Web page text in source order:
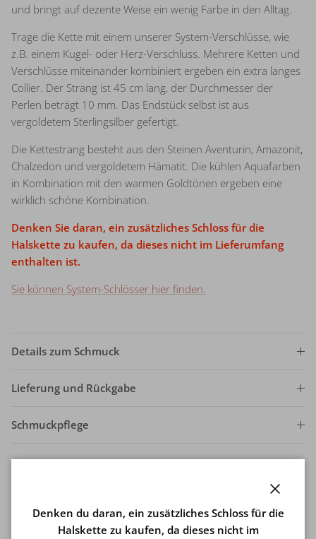
und bringt auf dezente Weise ein wenig Farbe in den Alltag.
Trage die Kette mit einem unserer System-Verschlüsse, wie
z.B. einem Kugel- oder Herz-Verschluss. Mehrere Ketten und
Verschlüsse miteinander kombiniert ergeben ein extra langes
Collier. Der Strang ist 45 cm lang, der Durchmesser der
Perlen beträgt 10 mm. Das Endstück selbst ist aus
vergoldetem Sterlingsilber gefertigt.
Die Kettestrang besteht aus den Steinen Aventurin, Amazonit,
Chalzedon und vergoldetem Hämatit. Die kühlen Aquafarben
in Kombination mit den warmen Goldtönen ergeben eine
wirklich schöne Kombination.
Denken Sie daran, ein zusätzliches Schloss für die
Halskette zu kaufen, da dieses nicht im Lieferumfang
enthalten ist.
Sie können System-Schlösser hier finden.
Details zum Schmuck
Lieferung und Rückgabe
Schmuckpflege
Denken du daran, ein zusätzliches Schloss für die
Halskette zu kaufen, da dieses nicht im